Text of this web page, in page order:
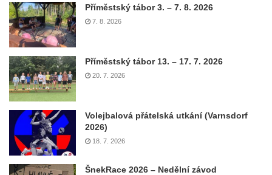
Příměstský tábor 3. – 7. 8. 2026
7. 8. 2026
Příměstský tábor 13. – 17. 7. 2026
20. 7. 2026
Volejbalová přátelská utkání (Varnsdorf
2026)
18. 7. 2026
ŠnekRace 2026 – Nedělní závod